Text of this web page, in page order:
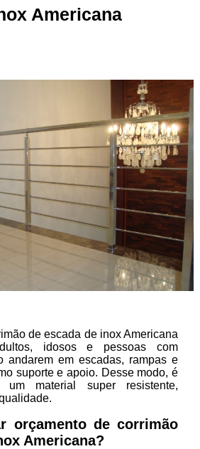
Americana
de escada de inox Americana
idosos e pessoas com
andarem em escadas, rampas e
suporte e apoio. Desse modo, é
um material super resistente,
orçamento de corrimão
Americana?